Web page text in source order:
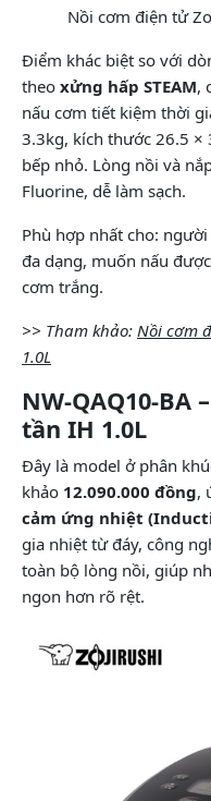
Nồi cơm điện tử
Điểm khác biệt so với
theo xửng hấp STEAM,
nấu cơm tiết kiệm thời
3.3kg, kích thước 26.5 ×
bếp nhỏ. Lòng nồi và
Fluorine, dễ làm sạch.
Phù hợp nhất cho:
đa dạng, muốn nấu
cơm trắng.
>> Tham khảo: Nồi cơm
1.0L
NW-QAQ10-
tần IH 1.0L
Đây là model ở phân
khảo 12.090.000 đồng,
cảm ứng nhiệt
gia nhiệt từ đáy, công
toàn bộ lòng nồi, giúp
ngon hơn rõ rệt.